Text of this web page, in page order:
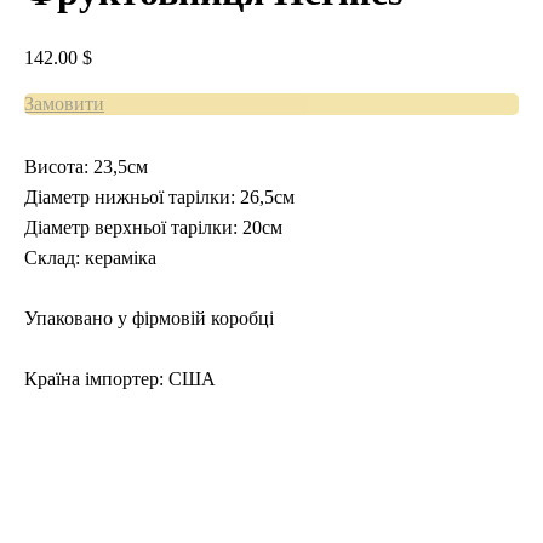
142.00 $
Замовити
Висота: 23,5см
Діаметр нижньої тарілки: 26,5см
Діаметр верхньої тарілки: 20см
Склад: кераміка
Упаковано у фірмовій коробці
Країна імпортер: США